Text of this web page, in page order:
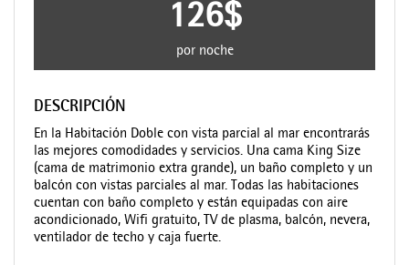
126$
por noche
DESCRIPCIÓN
En la Habitación Doble con vista parcial al mar encontrarás
las mejores comodidades y servicios. Una cama King Size
(cama de matrimonio extra grande), un baño completo y un
balcón con vistas parciales al mar. Todas las habitaciones
cuentan con baño completo y están equipadas con aire
acondicionado, Wifi gratuito, TV de plasma, balcón, nevera,
ventilador de techo y caja fuerte.